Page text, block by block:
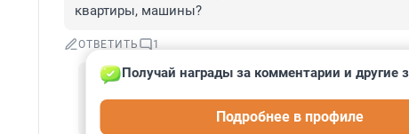
квартиры, машины?
ОТВЕТИТЬ 1
Гость
"Самостоп"-Дж. Оруэлл, "1984"
Получай награды за комментарии и другие
Подробнее в профиле